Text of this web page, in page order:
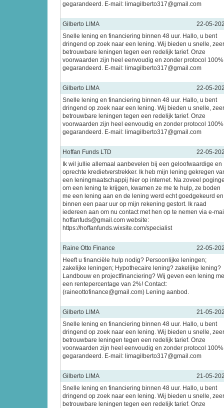
gegarandeerd. E-mail: limagilberto317@gmail.com
Gilberto LIMA
22-05-
Snelle lening en financiering binnen 48 uur. Hallo, u bent
dringend op zoek naar een lening. Wij bieden u snelle, zeer
betrouwbare leningen tegen een redelijk tarief. Onze
voorwaarden zijn heel eenvoudig en zonder protocol 100%
gegarandeerd. E-mail: limagilberto317@gmail.com
Gilberto LIMA
22-05-
Snelle lening en financiering binnen 48 uur. Hallo, u bent
dringend op zoek naar een lening. Wij bieden u snelle, zeer
betrouwbare leningen tegen een redelijk tarief. Onze
voorwaarden zijn heel eenvoudig en zonder protocol 100%
gegarandeerd. E-mail: limagilberto317@gmail.com
Hoffan Funds LTD
22-05-
Ik wil jullie allemaal aanbevelen bij een geloofwaardige en
oprechte kredietverstrekker. Ik heb mijn lening gekregen
een leningmaatschappij hier op internet. Na zoveel
om een lening te krijgen, kwamen ze me te hulp, ze boden
me een lening aan en de lening werd echt goedgekeurd en
binnen een paar uur op mijn rekening gestort. Ik raad
iedereen aan om nu contact met hen op te nemen via e-
hoffanfuds@gmail.com website:
https://hoffanfunds.wixsite.com/specialist
Raine Otto Finance
22-05-
Heeft u financiële hulp nodig? Persoonlijke leningen;
zakelijke leningen; Hypothecaire lening? zakelijke lening?
Landbouw en projectfinanciering? Wij geven een lening
een rentepercentage van 2%! Contact:
(raineottofinance@gmail.com) Lening aanbod.
Gilberto LIMA
21-05-
Snelle lening en financiering binnen 48 uur. Hallo, u bent
dringend op zoek naar een lening. Wij bieden u snelle, zeer
betrouwbare leningen tegen een redelijk tarief. Onze
voorwaarden zijn heel eenvoudig en zonder protocol 100%
gegarandeerd. E-mail: limagilberto317@gmail.com
Gilberto LIMA
21-05-
Snelle lening en financiering binnen 48 uur. Hallo, u bent
dringend op zoek naar een lening. Wij bieden u snelle, zeer
betrouwbare leningen tegen een redelijk tarief. Onze